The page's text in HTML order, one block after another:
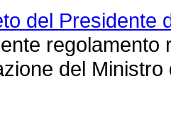
del Presidente
regolamento
del